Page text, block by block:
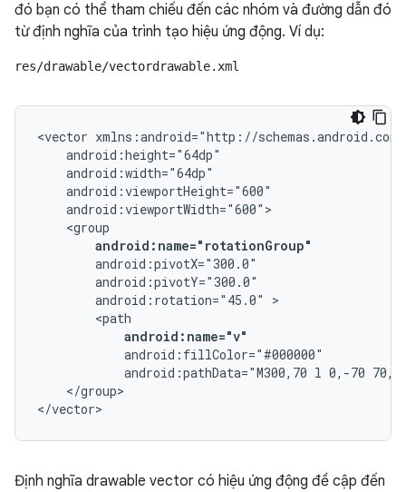
đó bạn có thể tham chiếu đến các nhóm và đường dẫn đó
từ định nghĩa của trình tạo hiệu ứng động. Ví dụ:
res/drawable/vectordrawable.xml
<vector
android:name="rotationGroup"
android:rotation="45.0"
android:name="v"
android:pathData="M300,70 l 0,-70
</group>
</vector>
Định nghĩa drawable vector có hiệu ứng động đề cập đến